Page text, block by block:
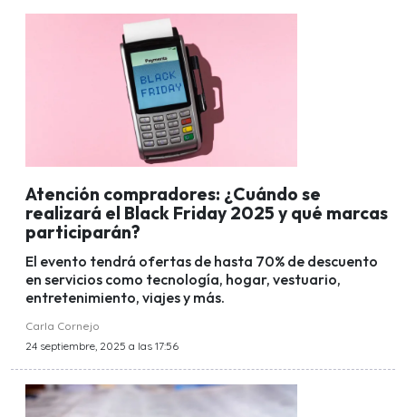
Atención compradores: ¿Cuándo se
realizará el Black Friday 2025 y qué marcas
participarán?
El evento tendrá ofertas de hasta 70% de descuento
en servicios como tecnología, hogar, vestuario,
entretenimiento, viajes y más.
Carla Cornejo
24 septiembre, 2025 a las 17:56